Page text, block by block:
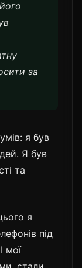
за
я був
Я був
та
я
під
мої